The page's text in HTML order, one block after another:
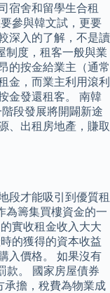
宿舍和留學生合租
參與韓文試，更要
深入的了解，不是讀
制度，租客一般與業
的按金給業主（通常
金，而業主利用滾利
金發還租客。 南韓
段發展將開闢新途
、出租房地產，賺取
段才能吸引到優質租
為籌集買樓資金的一
實收租金收入大大
的獲得的資本收益
入價格。 如果沒有
款。 國家房屋債券
承擔，稅費為物業成